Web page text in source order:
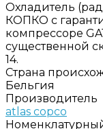
Охладитель
КОПКО с
компрессоре
существенной
14.
Страна
Бельгия
Производитель
atlas copco